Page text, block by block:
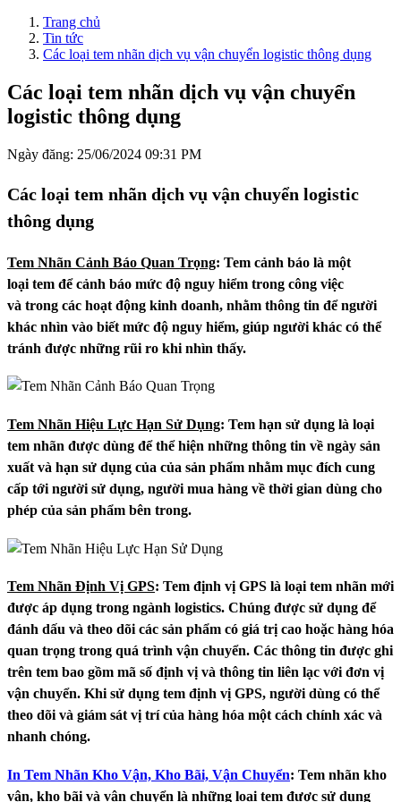
Trang chủ
Tin tức
Các loại tem nhãn dịch vụ vận chuyển logistic thông dụng
Các loại tem nhãn dịch vụ vận chuyển
logistic thông dụng
Ngày đăng: 25/06/2024 09:31 PM
Các loại tem nhãn dịch vụ vận chuyển logistic
thông dụng
Tem Nhãn Cảnh Báo Quan Trọng: Tem cảnh báo là một
loại tem để cảnh báo mức độ nguy hiểm trong công việc
và trong các hoạt động kinh doanh, nhằm thông tin để người
khác nhìn vào biết mức độ nguy hiểm, giúp người khác có thể
tránh được những rũi ro khi nhìn thấy.
Tem Nhãn Hiệu Lực Hạn Sử Dụng: Tem hạn sử dụng là loại
tem nhãn được dùng để thể hiện những thông tin về ngày sản
xuất và hạn sử dụng của của sản phẩm nhằm mục đích cung
cấp tới người sử dụng, người mua hàng về thời gian dùng cho
phép của sản phẩm bên trong.
Tem Nhãn Định Vị GPS: Tem định vị GPS là loại tem nhãn mới
được áp dụng trong ngành logistics. Chúng được sử dụng để
đánh dấu và theo dõi các sản phẩm có giá trị cao hoặc hàng hóa
quan trọng trong quá trình vận chuyển. Các thông tin được ghi
trên tem bao gồm mã số định vị và thông tin liên lạc với đơn vị
vận chuyển. Khi sử dụng tem định vị GPS, người dùng có thể
theo dõi và giám sát vị trí của hàng hóa một cách chính xác và
nhanh chóng.
In Tem Nhãn Kho Vận, Kho Bãi, Vận Chuyển: Tem nhãn kho
vận, kho bãi và vận chuyển là những loại tem được sử dụng